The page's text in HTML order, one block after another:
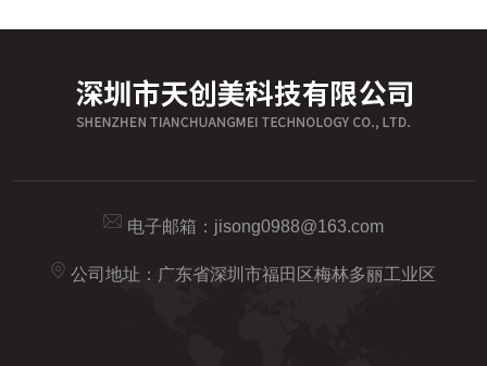
电子邮箱： jisong0988@163.com
公司地址：广东省深圳市福田区梅林多丽工业区